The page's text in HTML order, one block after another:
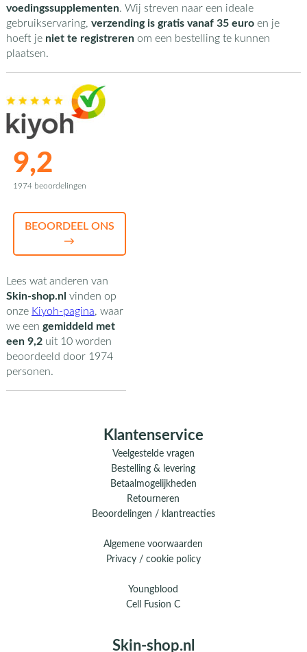
voedingssupplementen. Wij streven naar een ideale
gebruikservaring, verzending is gratis vanaf 35 euroen je
hoeft je niet te registrerenom een bestelling te kunnen
plaatsen.
9,2
1974 beoordelingen
BEOORDEEL ONS
→
Lees wat anderen van
Skin-shop.nl vinden op
onze Kiyoh-pagina, waar
we een gemiddeld met
een 9,2uit 10worden
beoordeeld door 1974
personen.
Klantenservice
Veelgestelde vragen
Bestelling & levering
Betaalmogelijkheden
Retourneren
Beoordelingen / klantreacties
Algemene voorwaarden
Privacy / cookie policy
Youngblood
Cell Fusion C
Skin-shop.nl